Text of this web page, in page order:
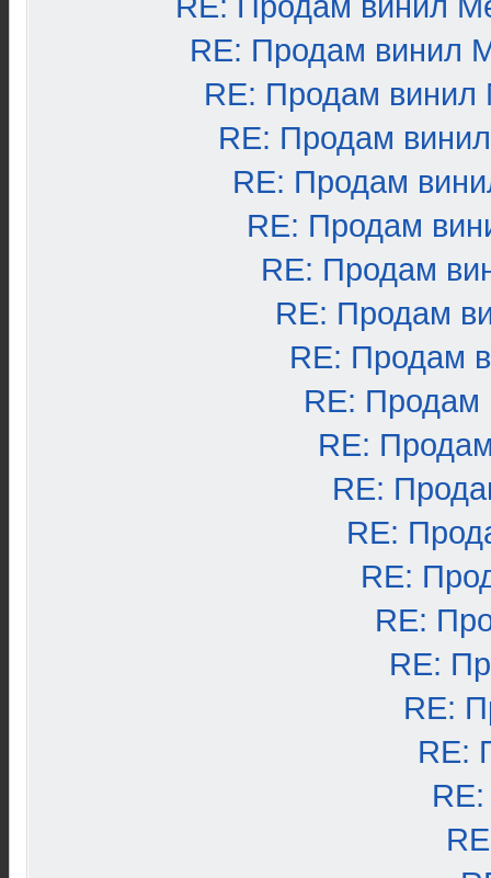
RE: Продам винил
RE: Продам винил
RE: Продам
RE: Продам
RE: Продам
RE: Продам
RE: Продам
RE: Продам
RE: Продам
RE:
RE:
RE:
RE:
RE:
RE:
RE:
RE: